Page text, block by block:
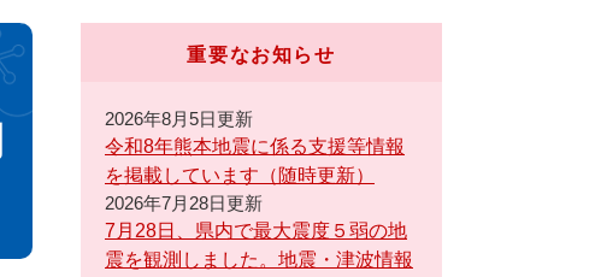
重要なお知らせ
2026年8月5日更新
令和8年熊本地震に係る支援等情報
を掲載しています（随時更新）
2026年7月28日更新
7月28日、県内で最大震度５弱の地
震を観測しました。地震・津波情報